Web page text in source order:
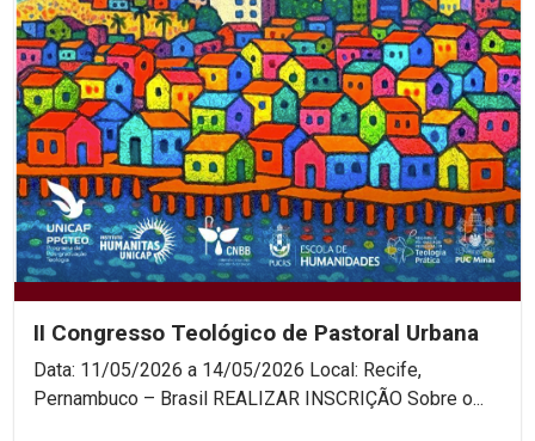
II Congresso Teológico de Pastoral Urbana
Data: 11/05/2026 a 14/05/2026 Local: Recife,
Pernambuco – Brasil REALIZAR INSCRIÇÃO Sobre o...